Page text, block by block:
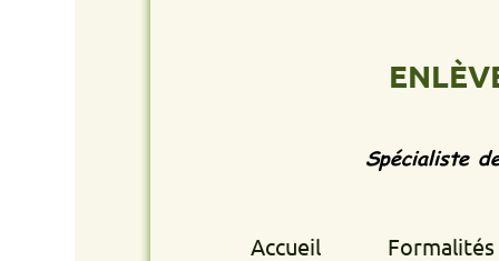
Spécialiste de
Formalités retrait